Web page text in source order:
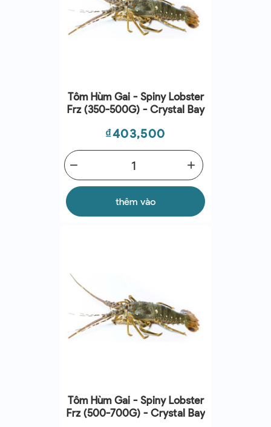
Tôm Hùm Gai - Spiny Lobster
Frz (350-500G) - Crystal Bay
Giá
₫403,500
add
remove
thêm vào
Tôm Hùm Gai - Spiny Lobster
Frz (500-700G) - Crystal Bay